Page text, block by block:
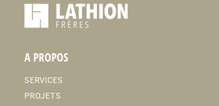
A PROPOS
SERVICES
PROJETS